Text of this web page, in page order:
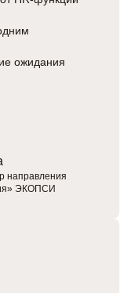
ожидания
направления
ЭКОПСИ